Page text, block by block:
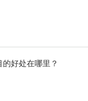
好处在哪里？